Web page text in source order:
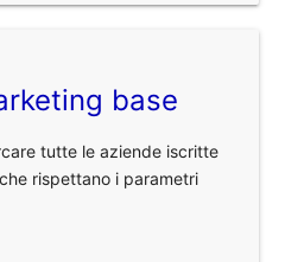
base
tutte le aziende iscritte
rispettano i parametri